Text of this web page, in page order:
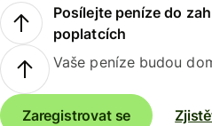
Posílejte peníze do
poplatcích
Vaše peníze budou
Zaregistrovat se